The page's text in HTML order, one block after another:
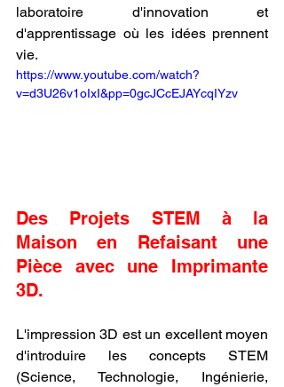
laboratoire d'innovation et
d'apprentissage où les idées prennent
vie.
https://www.youtube.com/watch?
v=d3U26v1oIxI&pp=0gcJCcEJAYcqIYzv
Des Projets STEM à la
Maison en Refaisant une
Pièce avec une Imprimante
3D.
L'impression 3D est un excellent moyen
d'introduire les concepts STEM
(Science, Technologie, Ingénierie,